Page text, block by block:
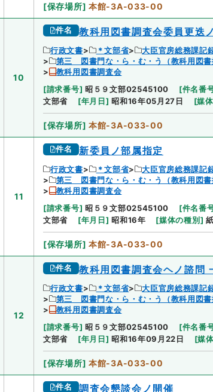
[保存場所] 本館-3A-033-00
10
件名 教科用図書調査会委員更迭
行政文書 ＊文部省 大臣官房総務課記
第三 図書門な・ら・む・う（教科用図書
教科用図書調査会
[請求番号] 昭５９文部02545100 [件名番
文部省
[年月日] 昭和16年05月27日 [媒
[保存場所] 本館-3A-033-00
11
件名 新委員ノ部属指定
行政文書 ＊文部省 大臣官房総務課記
第三 図書門な・ら・む・う（教科用図書
教科用図書調査会
[請求番号] 昭５９文部02545100 [件名番
文部省
[年月日] 昭和16年 [媒体の種別 ] 紙
[保存場所] 本館-3A-033-00
12
件名 教科用図書調査会ヘノ諮問
行政文書 ＊文部省 大臣官房総務課記
第三 図書門な・ら・む・う（教科用図書
教科用図書調査会
[請求番号] 昭５９文部02545100 [件名番
文部省
[年月日] 昭和16年09月22日 [媒
[保存場所] 本館-3A-033-00
件名 調査会懇談会ノ開催